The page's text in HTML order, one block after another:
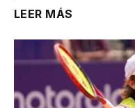
LEER MÁS